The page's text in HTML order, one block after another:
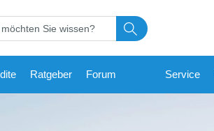
Ratgeber Forum Service